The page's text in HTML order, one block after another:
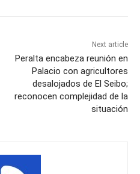
Next article
Peralta encabeza reunión en
Palacio con agricultores
desalojados de El Seibo;
reconocen complejidad de la
situación